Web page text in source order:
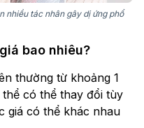
nhiều tác nhân gây dị ứng phổ
bao nhiêu?
thường từ khoảng 1
có thể thay đổi tùy
giá có thể khác nhau